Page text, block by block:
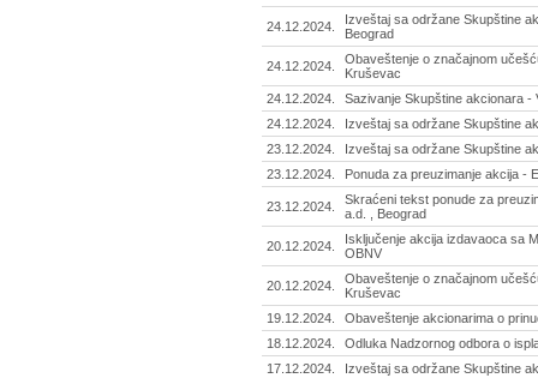
24.12.2024.
Izveštaj sa održane Skupštine
Beograd
24.12.2024.
Obaveštenje o značajnom
Kruševac
24.12.2024.
Sazivanje Skupštine akcionara -
24.12.2024.
Izveštaj sa održane Skupštine
23.12.2024.
Izveštaj sa održane Skupštine
23.12.2024.
Ponuda za preuzimanje akcija -
23.12.2024.
Skraćeni tekst ponude za
a.d. , Beograd
20.12.2024.
Isključenje akcija izdavaoca sa
OBNV
20.12.2024.
Obaveštenje o značajnom
Kruševac
19.12.2024.
Obaveštenje akcionarima o
18.12.2024.
Odluka Nadzornog odbora o
17.12.2024.
Izveštaj sa održane Skupštine